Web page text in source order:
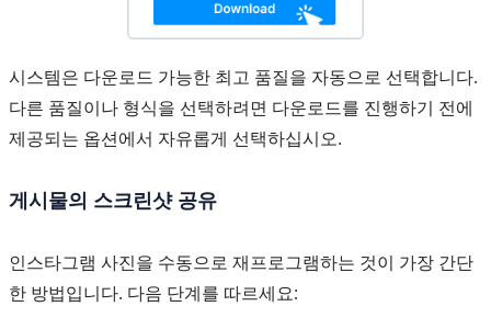
시스템은 다운로드 가능한 최고 품질을 자동으로 선택합니다.
다른 품질이나 형식을 선택하려면 다운로드를 진행하기 전에
제공되는 옵션에서 자유롭게 선택하십시오.
게시물의 스크린샷 공유
인스타그램 사진을 수동으로 재프로그램하는 것이 가장 간단
한 방법입니다. 다음 단계를 따르세요: